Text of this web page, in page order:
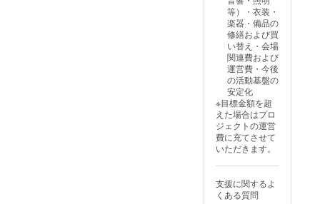
・祝）に予定し
ています。
ケットは、別途
公演予約フォー
ムからお申し込
みいただく必要
がございます。
フォームのご提
出がない場合
は、お席を確約
できかねますの
で、あらかじめ
ご了承くださ
い。 ※単独公演
は
2026/11/23（月
・祝）に予定し
ています。
等）・衣装・
楽器・備品の
修繕および買
い替え・会場
関連費および
運営費・今後
の活動基盤の
安定化
※目標金額を超
えた場合はプロ
ジェクトの運営
費に充てさせて
いただきます。
支援に関するよ
くある質問